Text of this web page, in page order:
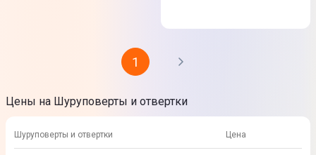
1
Цены на Шуруповерты и отвертки
Шуруповерты и отвертки Цена